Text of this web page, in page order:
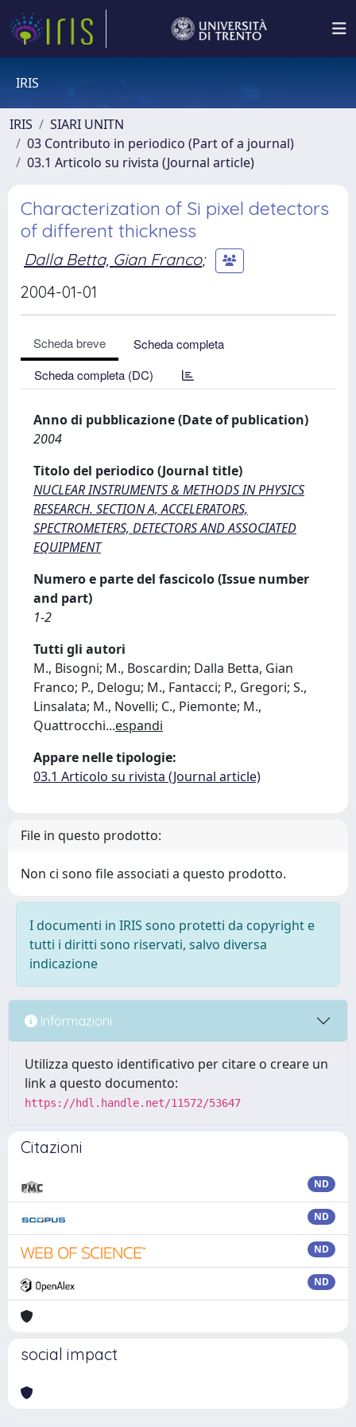
IRIS
IRIS
SIARI UNITN
03 Contributo in periodico (Part of a journal)
03.1 Articolo su rivista (Journal article)
Characterization of Si pixel detectors
of different thickness
Dalla Betta, Gian Franco;
2004-01-01
Scheda breve
Scheda completa
Scheda completa (DC)
Anno di pubblicazione (Date of publication)
2004
Titolo del periodico (Journal title)
NUCLEAR INSTRUMENTS & METHODS IN PHYSICS
RESEARCH. SECTION A, ACCELERATORS,
SPECTROMETERS, DETECTORS AND ASSOCIATED
EQUIPMENT
Numero e parte del fascicolo (Issue number
and part)
1-2
Tutti gli autori
M., Bisogni; M., Boscardin; Dalla Betta, Gian
Franco; P., Delogu; M., Fantacci; P., Gregori; S.,
Linsalata; M., Novelli; C., Piemonte; M.,
Quattrocchi...espandi
Appare nelle tipologie:
03.1 Articolo su rivista (Journal article)
File in questo prodotto:
Non ci sono file associati a questo prodotto.
I documenti in IRIS sono protetti da copyright e
tutti i diritti sono riservati, salvo diversa
indicazione
Informazioni
Utilizza questo identificativo per citare o creare un
link a questo documento:
https://hdl.handle.net/11572/53647
Citazioni
ND
ND
ND
ND
social impact